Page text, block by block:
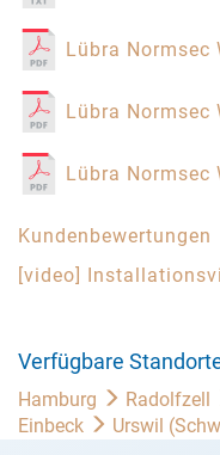
Lübra
Lübra
Lübra
Kundenbewertungen
[video]
Verfügbare
Hamburg Radolfzell
Einbeck
Urswil